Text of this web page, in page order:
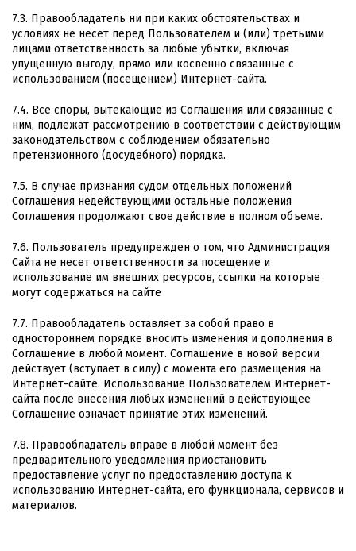
7.3. Правообладатель ни при каких обстоятельствах и
условиях не несет перед Пользователем и (или) третьими
лицами ответственность за любые убытки, включая
упущенную выгоду, прямо или косвенно связанные с
использованием (посещением) Интернет-сайта.
7.4. Все споры, вытекающие из Соглашения или связанные с
ним, подлежат рассмотрению в соответствии с действующим
законодательством с соблюдением обязательно
претензионного (досудебного) порядка.
7.5. В случае признания судом отдельных положений
Соглашения недействующими остальные положения
Соглашения продолжают свое действие в полном объеме.
7.6. Пользователь предупрежден о том, что Администрация
Сайта не несет ответственности за посещение и
использование им внешних ресурсов, ссылки на которые
могут содержаться на сайте
7.7. Правообладатель оставляет за собой право в
одностороннем порядке вносить изменения и дополнения в
Соглашение в любой момент. Соглашение в новой версии
действует (вступает в силу) с момента его размещения на
Интернет-сайте. Использование Пользователем Интернет-
сайта после внесения любых изменений в действующее
Соглашение означает принятие этих изменений.
7.8. Правообладатель вправе в любой момент без
предварительного уведомления приостановить
предоставление услуг по предоставлению доступа к
использованию Интернет-сайта, его функционала, сервисов и
материалов.